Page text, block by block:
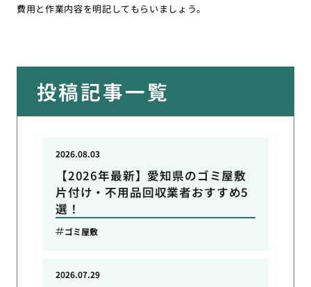
費用と作業内容を明記してもらいましょう。
投稿記事一覧
【2026年最新】愛知県のゴミ屋敷
片付け・不用品回収業者おすすめ5
選！
2026.08.03
ゴミ屋敷
2026.07.29